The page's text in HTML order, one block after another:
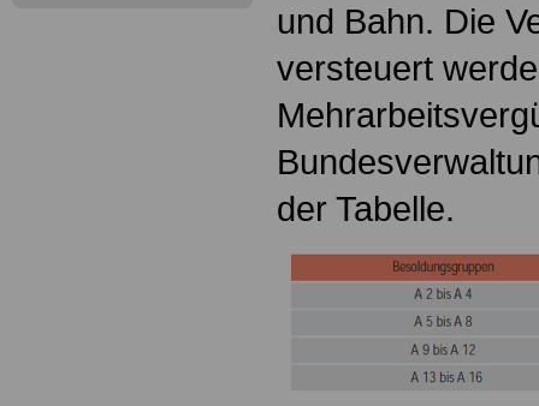
und Bahn. Die
versteuert
der Tabelle.